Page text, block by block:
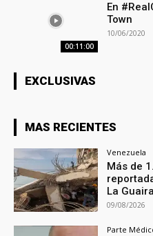
00:11:00
En
Town
10/06/2020
EXCLUSIVAS
MAS RECIENTES
Venezuela
Más de
La Guaira
09/08/2026
Parte